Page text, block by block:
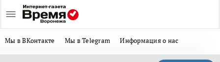
Мы в ВКонтакте Мы в Telegram Информация о нас